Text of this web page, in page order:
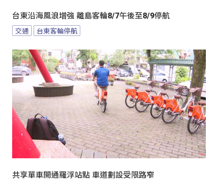
台東沿海風浪增強 離島客輪8/7午後至8/9停航
交通 台東客輪停航
共享單車開通羅浮站點 車道劃設受限路窄